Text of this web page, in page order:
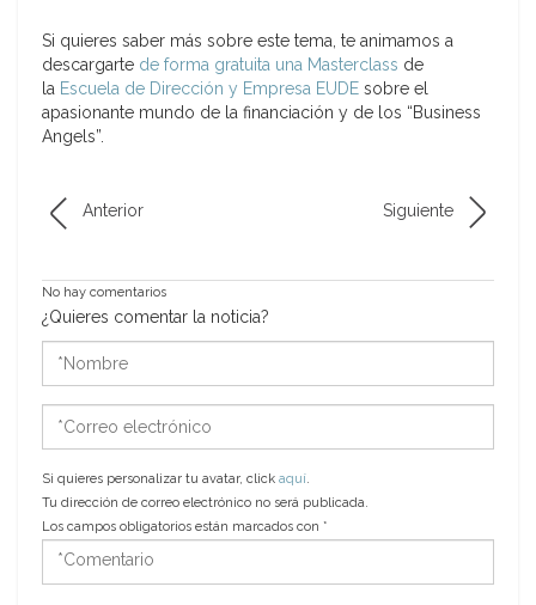
Si quieres saber más sobre este tema, te animamos a
descargarte de forma gratuita una Masterclass de
la Escuela de Dirección y Empresa EUDE sobre el
apasionante mundo de la financiación y de los “Business
Angels”.
Anterior Siguiente
No hay comentarios
¿Quieres comentar la noticia?
electrónico
Si quieres personalizar tu avatar, click aquí.
Tu dirección de correo electrónico no será publicada.
Los campos obligatorios están marcados con *
*Comentario